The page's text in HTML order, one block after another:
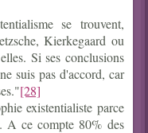
se trouvent,
Kierkegaard ou
Si ses conclusions
suis pas d'accord, car
[28]
existentialiste parce
A ce compte 80% des